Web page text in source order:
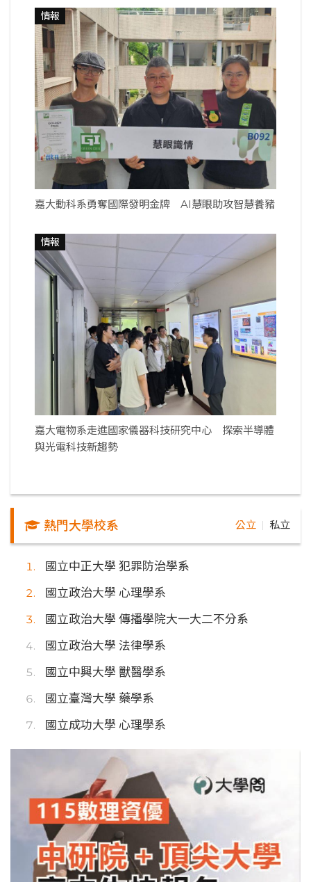
情報
嘉大動科系勇奪國際發明金牌 AI慧眼助攻智慧養豬
情報
嘉大電物系走進國家儀器科技研究中心 探索半導體
與光電科技新趨勢
熱門大學校系 公立 私立
國立中正大學 犯罪防治學系
國立政治大學 心理學系
國立政治大學 傳播學院大一大二不分系
國立政治大學 法律學系
國立中興大學 獸醫學系
國立臺灣大學 藥學系
國立成功大學 心理學系